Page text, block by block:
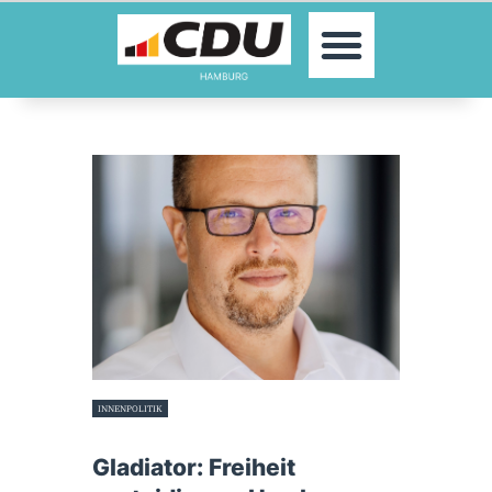
MOIN!
AKTUELLES
PARLAMENTE
KONTAKT
SPENDEN
MITGLIED WERDEN!
INNENPOLITIK
Gladiator: Freiheit